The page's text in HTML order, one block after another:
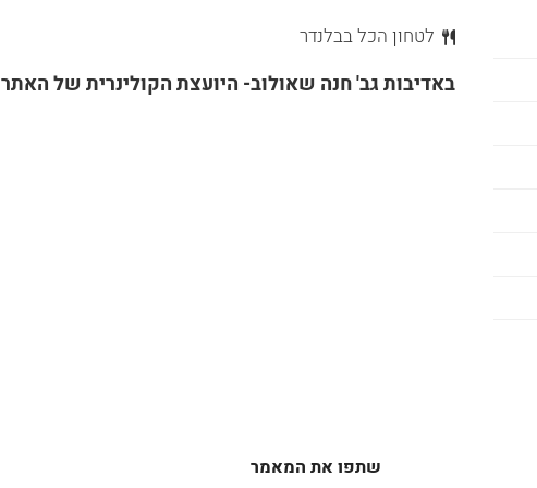
לטחון הכל בבלנדר
באדיבות גב' חנה שאולוב- היועצת הקולינרית של האתר
שתפו את המאמר